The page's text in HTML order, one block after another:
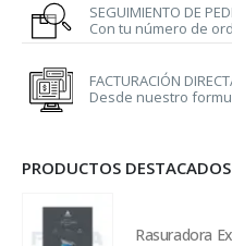
SEGUIMIENTO DE
Con tu número de
FACTURACIÓN
Desde nuestro
PRODUCTOS DESTACADOS
Rasuradora